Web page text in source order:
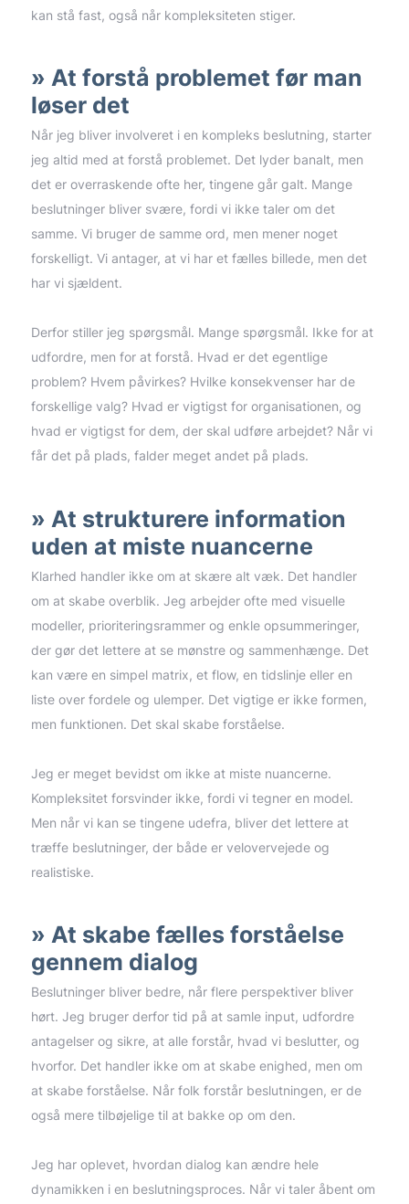
kan stå fast, også når kompleksiteten stiger.
At forstå problemet før man
løser det
Når jeg bliver involveret i en kompleks beslutning, starter
jeg altid med at forstå problemet. Det lyder banalt, men
det er overraskende ofte her, tingene går galt. Mange
beslutninger bliver svære, fordi vi ikke taler om det
samme. Vi bruger de samme ord, men mener noget
forskelligt. Vi antager, at vi har et fælles billede, men det
har vi sjældent.
Derfor stiller jeg spørgsmål. Mange spørgsmål. Ikke for at
udfordre, men for at forstå. Hvad er det egentlige
problem? Hvem påvirkes? Hvilke konsekvenser har de
forskellige valg? Hvad er vigtigst for organisationen, og
hvad er vigtigst for dem, der skal udføre arbejdet? Når vi
får det på plads, falder meget andet på plads.
At strukturere information
uden at miste nuancerne
Klarhed handler ikke om at skære alt væk. Det handler
om at skabe overblik. Jeg arbejder ofte med visuelle
modeller, prioriteringsrammer og enkle opsummeringer,
der gør det lettere at se mønstre og sammenhænge. Det
kan være en simpel matrix, et flow, en tidslinje eller en
liste over fordele og ulemper. Det vigtige er ikke formen,
men funktionen. Det skal skabe forståelse.
Jeg er meget bevidst om ikke at miste nuancerne.
Kompleksitet forsvinder ikke, fordi vi tegner en model.
Men når vi kan se tingene udefra, bliver det lettere at
træffe beslutninger, der både er velovervejede og
realistiske.
At skabe fælles forståelse
gennem dialog
Beslutninger bliver bedre, når flere perspektiver bliver
hørt. Jeg bruger derfor tid på at samle input, udfordre
antagelser og sikre, at alle forstår, hvad vi beslutter, og
hvorfor. Det handler ikke om at skabe enighed, men om
at skabe forståelse. Når folk forstår beslutningen, er de
også mere tilbøjelige til at bakke op om den.
Jeg har oplevet, hvordan dialog kan ændre hele
dynamikken i en beslutningsproces. Når vi taler åbent om